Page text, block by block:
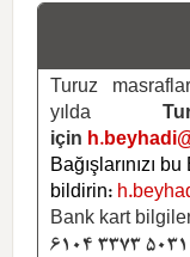
Turuz
yılda
için
Bağışlarınızı
bildirin:
Bank kart
6104 3373